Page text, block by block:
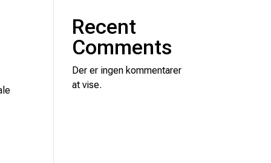
Recent
Comments
Der er ingen kommentarer
at vise.